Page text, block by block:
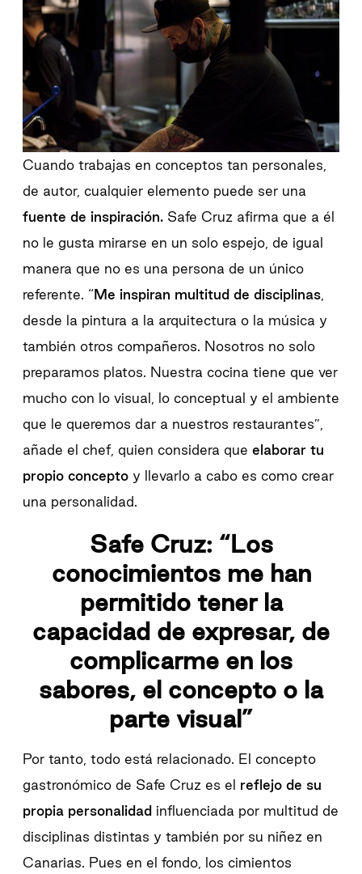
Cuando trabajas en conceptos tan personales,
de autor, cualquier elemento puede ser una
fuente de inspiración.Safe Cruz afirma que a él
no le gusta mirarse en un solo espejo, de igual
manera que no es una persona de un único
referente. “Me inspiran multitud de disciplinas,
desde la pintura a la arquitectura o la música y
también otros compañeros. Nosotros no solo
preparamos platos. Nuestra cocina tiene que ver
mucho con lo visual, lo conceptual y el ambiente
que le queremos dar a nuestros restaurantes”,
añade el chef, quien considera que elaborar tu
propio conceptoy llevarlo a cabo es como crear
una personalidad.
Safe Cruz: “Los
conocimientos me han
permitido tener la
capacidad de expresar, de
complicarme en los
sabores, el concepto o la
parte visual”
Por tanto, todo está relacionado. El concepto
gastronómico de Safe Cruz es el reflejo de su
propia personalidadinfluenciada por multitud de
disciplinas distintas y también por su niñez en
Canarias. Pues en el fondo, los cimientos